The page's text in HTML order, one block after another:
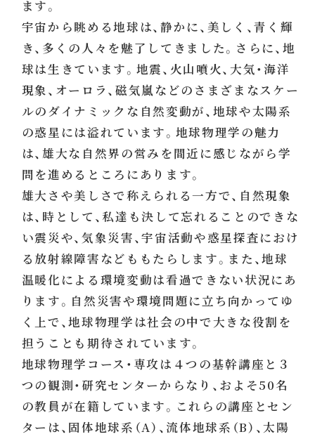
ます。
宇宙から眺める地球は、静かに、美しく、青く輝
き、多くの人々を魅了してきました。さらに、地
球は生きています。地震、火山噴火、大気・海洋
現象、オーロラ、磁気嵐などのさまざまなスケー
ルのダイナミックな自然変動が、地球や太陽系
の惑星には溢れています。地球物理学の魅力
は、雄大な自然界の営みを間近に感じながら学
問を進めるところにあります。
雄大さや美しさで称えられる一方で、自然現象
は、時として、私達も決して忘れることのできな
い震災や、気象災害、宇宙活動や惑星探査におけ
る放射線障害などももたらします。また、地球
温暖化による環境変動は看過できない状況にあ
ります。自然災害や環境問題に立ち向かってゆ
く上で、地球物理学は社会の中で大きな役割を
担うことも期待されています。
地球物理学コース・専攻は４つの基幹講座と３
つの観測・研究センターからなり、およそ50名
の教員が在籍しています。これらの講座とセン
ターは、固体地球系（A）、流体地球系（B）、太陽